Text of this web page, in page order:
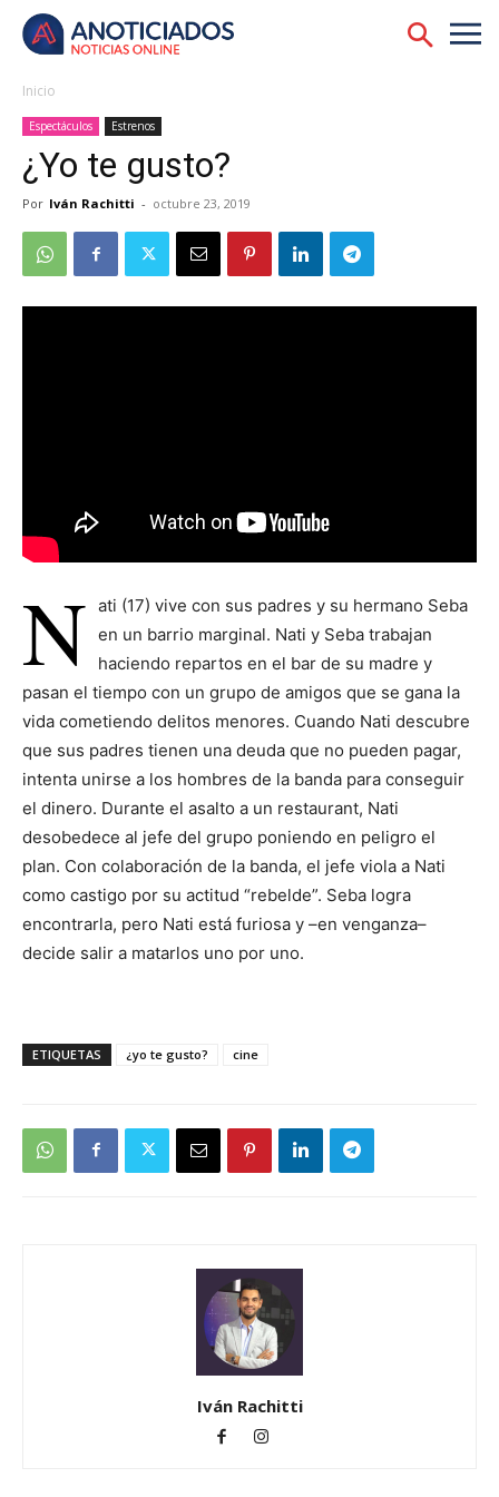
Inicio
Espectáculos Estrenos
¿Yo te gusto?
Por Iván Rachitti - octubre 23, 2019
N ati (17) vive con sus padres y su hermano Seba
en un barrio marginal. Nati y Seba trabajan
haciendo repartos en el bar de su madre y
pasan el tiempo con un grupo de amigos que se gana la
vida cometiendo delitos menores. Cuando Nati descubre
que sus padres tienen una deuda que no pueden pagar,
intenta unirse a los hombres de la banda para conseguir
el dinero. Durante el asalto a un restaurant, Nati
desobedece al jefe del grupo poniendo en peligro el
plan. Con colaboración de la banda, el jefe viola a Nati
como castigo por su actitud “rebelde”. Seba logra
encontrarla, pero Nati está furiosa y –en venganza–
decide salir a matarlos uno por uno.
ETIQUETAS ¿yo te gusto? cine
Iván Rachitti